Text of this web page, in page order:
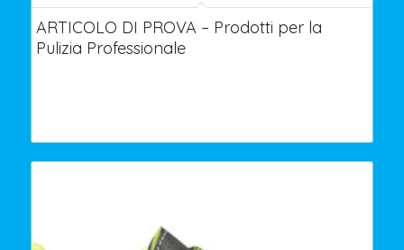
ARTICOLO DI PROVA – Prodotti per la
Pulizia Professionale